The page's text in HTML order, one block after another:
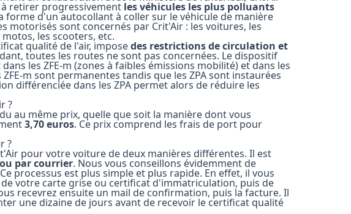
retirer progressivement les véhicules les plus polluants
forme d'un autocollant à coller sur le véhicule de manière
motorisés sont concernés par Crit'Air : les voitures, les
les scooters, etc.
qualité de l'air, imposedes restrictions de circulation et
toutes les routes ne sont pas concernées. Le dispositif
les ZFE-m (zones à faibles émissions mobilité) et dans les
m sont permanentes tandis que les ZPA sont instaurées
différenciée dans les ZPA permet alors de réduire les
?
au même prix, quelle que soit la manière dont vous
3,70 euros. Ce prix comprend les frais de port pour
?
pour votre voiture de deux manières différentes. Il est
par courrier. Nous vous conseillons évidemment de
processus est plus simple et plus rapide. En effet, il vous
votre carte grise ou certificat d'immatriculation, puis de
recevrez ensuite un mail de confirmation, puis la facture. Il
une dizaine de jours avant de recevoir le certificat qualité